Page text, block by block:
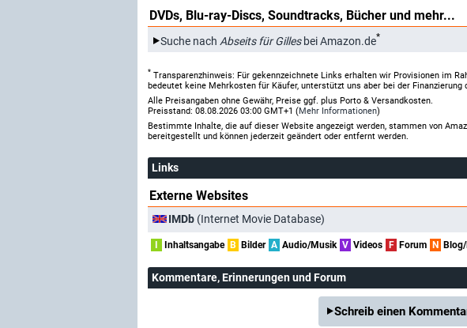
DVDs, Blu-ray-Discs, Soundtracks, Bücher und mehr...
Suche nach Abseits für Gillesbei Amazon.de*
* Transparenzhinweis: Für gekennzeichnete Links erhalten wir Provisionen im
bedeutet keine Mehrkosten für Käufer, unterstützt uns aber bei der Finanzierung
Alle Preisangaben ohne Gewähr, Preise ggf. plus Porto & Versandkosten.
Preisstand: 08.08.2026 03:00 GMT+1 (Mehr Informationen)
Bestimmte Inhalte, die auf dieser Website angezeigt werden, stammen von
bereitgestellt und können jederzeit geändert oder entfernt werden.
Links
Externe Websites
IMDb (Internet Movie Database)
I Inhaltsangabe B Bilder A Audio/Musik V Videos F Forum N
Kommentare, Erinnerungen und Forum
Schreib einen